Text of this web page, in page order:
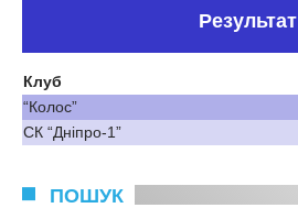
Результат
Клуб
“Колос”
СК “Дніпро-1”
ПОШУК